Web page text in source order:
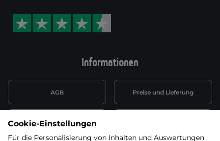
Informationen
AGB Preise und Lieferung
Datenschutzerklärung
Cookie-Einstellungen
Für die Personalisierung von Inhalten und Auswertungen